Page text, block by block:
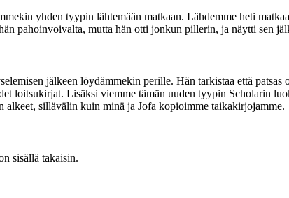
yhden tyypin lähtemään matkaan. Lähdemme heti
pahoinvoivalta, mutta hän otti jonkun pillerin, ja näytti sen
jälkeen löydämmekin perille. Hän tarkistaa että
loitsukirjat. Lisäksi viemme tämän uuden tyypin Scholarin
alkeet, sillävälin kuin minä ja Jofa kopioimme taikakirjojamme.
sisällä takaisin.